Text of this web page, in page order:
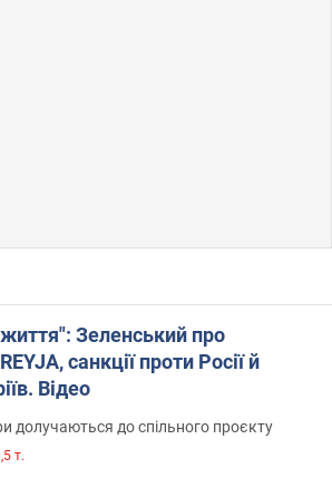
Зеленський про
санкції проти Росії й
Відео
долучаються до спільного проєкту
т.